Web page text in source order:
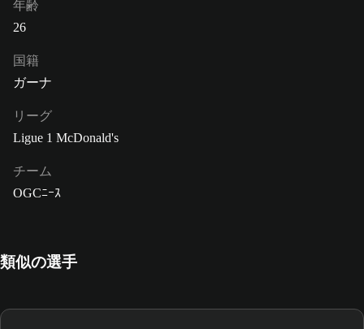
年齢
26
国籍
ガーナ
リーグ
Ligue 1 McDonald's
チーム
OGCﾆｰｽ
類似の選手